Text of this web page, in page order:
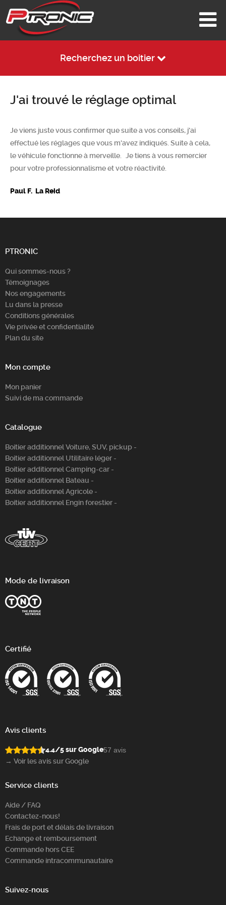
Recherchez un boitier
J'ai trouvé le réglage optimal
Je viens juste vous confirmer que suite a vos conseils, j'ai
effectué les réglages que vous m'avez indiqués. Suite à cela,
le véhicule fonctionne à merveille. Je tiens à vous remercier
pour votre professionnalisme et votre réactivité.
Paul F. La Reid
PTRONIC
Qui sommes-nous ?
Témoignages
Nos engagements
Lu dans la presse
Conditions générales
Vie privée et confidentialité
Plan du site
Mon compte
Mon panier
Suivi de ma commande
Catalogue
Boitier additionnel Voiture, SUV, pickup -
Boitier additionnel Utilitaire léger -
Boitier additionnel Camping-car -
Boitier additionnel Bateau -
Boitier additionnel Agricole -
Boitier additionnel Engin forestier -
Mode de livraison
Certifié
Avis clients
4.4/5 sur Google57 avis
→ Voir les avis sur Google
Service clients
Aide / FAQ
Contactez-nous!
Frais de port et délais de livraison
Echange et remboursement
Commande hors CEE
Commande intracommunautaire
Suivez-nous